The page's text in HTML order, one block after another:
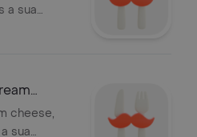
a sua
cheese,
sua